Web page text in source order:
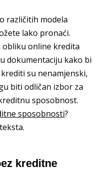
različitih modela
lako pronaći.
obliku online kredita
dokumentaciju kako bi
su nenamjenski,
biti odličan izbor za
sposobnost.
sposobnosti?
kreditne